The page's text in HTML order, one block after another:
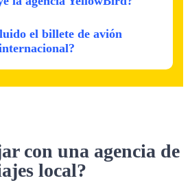
el billete de avión
con una agencia de
local?